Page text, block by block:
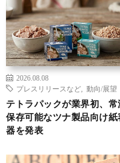
2026.08.08
プレスリリースなど
動向/展望
テトラパックが業界初、常
保存可能なツナ製品向け紙
器を発表